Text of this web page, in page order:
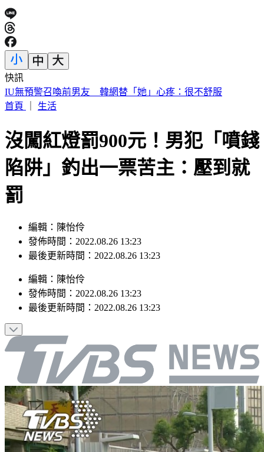
快訊
快訊／財神爺不在家 威力彩頭獎、二獎雙槓龜
首頁
生活
沒闖紅燈罰900元！男犯「噴錢
陷阱」釣出一票苦主：壓到就
罰
編輯：陳怡伶
發佈時間：2022.08.26 13:23
最後更新時間：2022.08.26 13:23
編輯 ： 陳怡伶
發佈時間： 2022.08.26 13:23
最後更新時間： 2022.08.26 13:23